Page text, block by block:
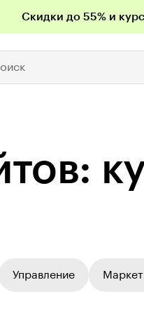
Скидки до 55% и
Управление